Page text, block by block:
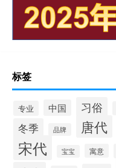
标签
专业 中国 习俗
冬季 品牌 唐代
宋代 宝宝 寓意